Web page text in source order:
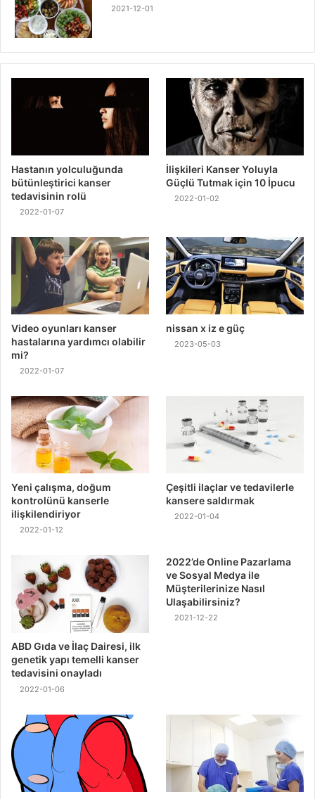
2021-12-01
Hastanın yolculuğunda
bütünleştirici kanser
tedavisinin rolü
2022-01-07
İlişkileri Kanser Yoluyla
Güçlü Tutmak için 10 İpucu
2022-01-02
Video oyunları kanser
hastalarına yardımcı olabilir
mi?
2022-01-07
nissan x iz e güç
2023-05-03
Yeni çalışma, doğum
kontrolünü kanserle
ilişkilendiriyor
2022-01-12
Çeşitli ilaçlar ve tedavilerle
kansere saldırmak
2022-01-04
ABD Gıda ve İlaç Dairesi, ilk
genetik yapı temelli kanser
tedavisini onayladı
2022-01-06
2022’de Online Pazarlama
ve Sosyal Medya ile
Müşterilerinize Nasıl
Ulaşabilirsiniz?
2021-12-22